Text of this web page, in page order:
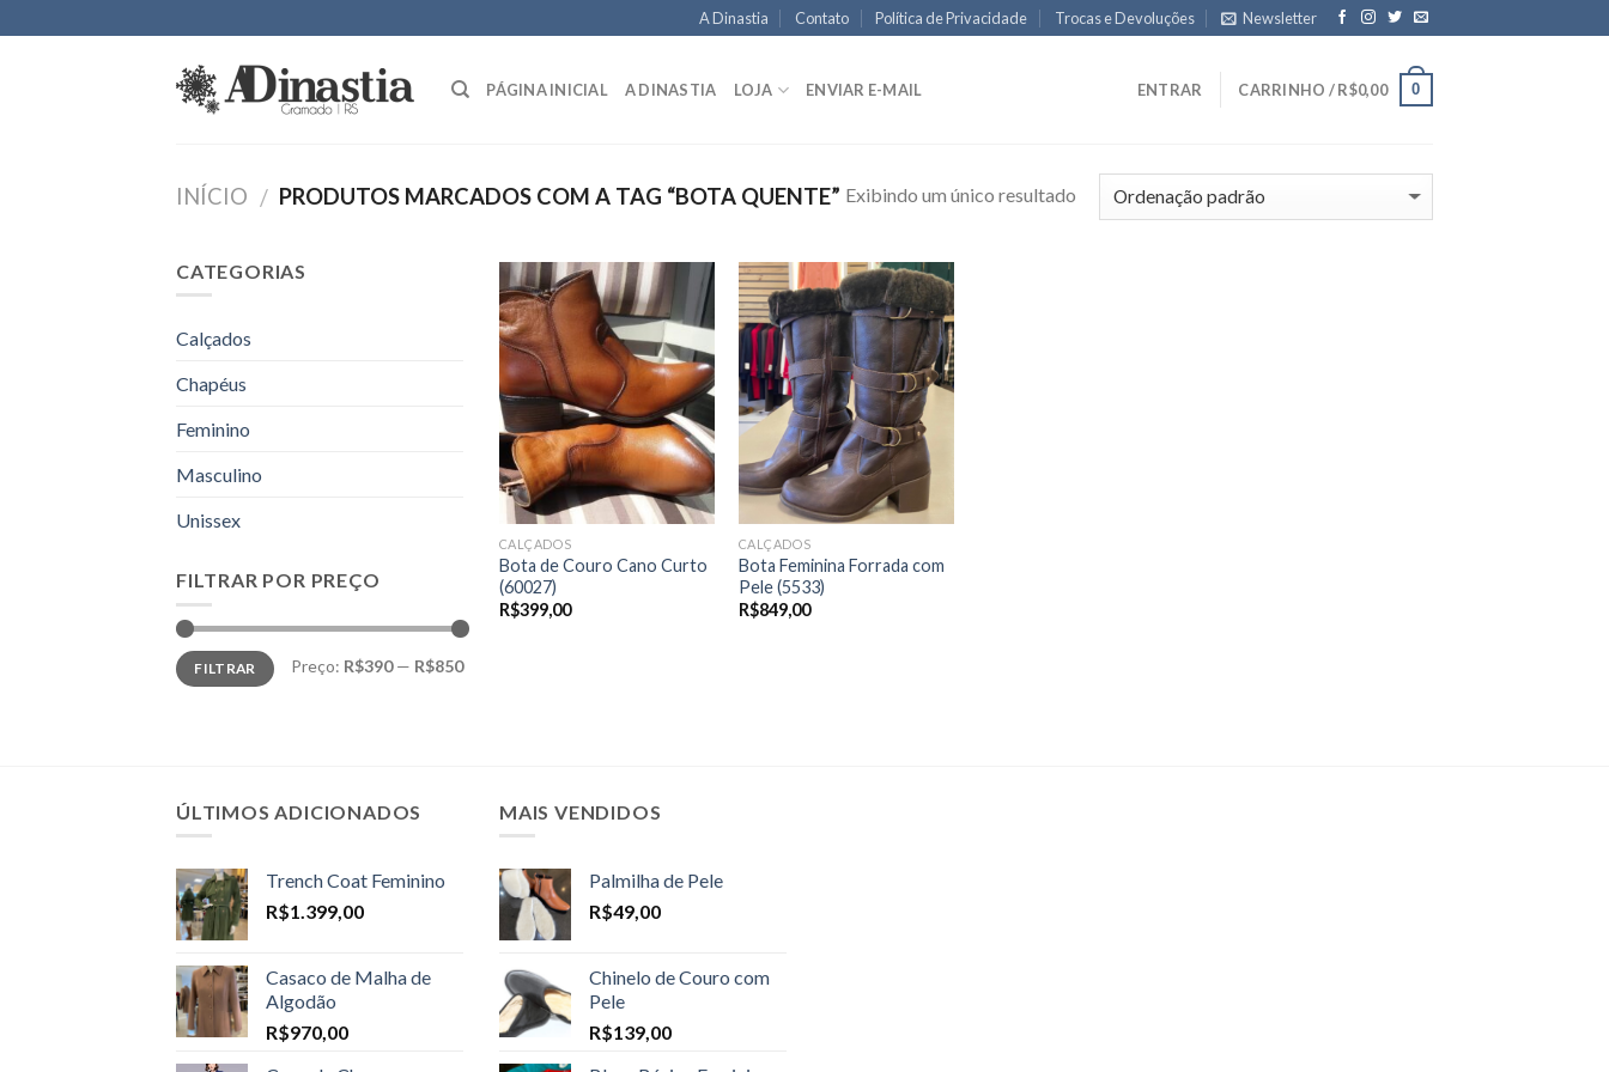
to
A Dinastia Contato Política de Privacidade Trocas e Devoluções Newsletter
PÁGINA INICIAL A DINASTIA LOJA ENVIAR E-MAIL ENTRAR CARRINHO /R$0,00 0
INÍCIO / PRODUTOS MARCADOS COM A TAG “BOTA QUENTE” Exibindo um único resultado
CATEGORIAS
Calçados
Chapéus
Feminino
Masculino
Unissex
FILTRAR POR PREÇO
Preço
mínimo
Preço
máximo
FILTRAR Preço: R$390— R$850
CALÇADOS
Bota de Couro Cano Curto
(60027)
R$399,00
CALÇADOS
Bota Feminina Forrada com
Pele (5533)
R$849,00
ÚLTIMOS ADICIONADOS
Trench Coat Feminino
R$1.399,00
Casaco de Malha de
Algodão
R$970,00
MAIS VENDIDOS
Palmilha de Pele
R$49,00
Chinelo de Couro com
Pele
R$139,00